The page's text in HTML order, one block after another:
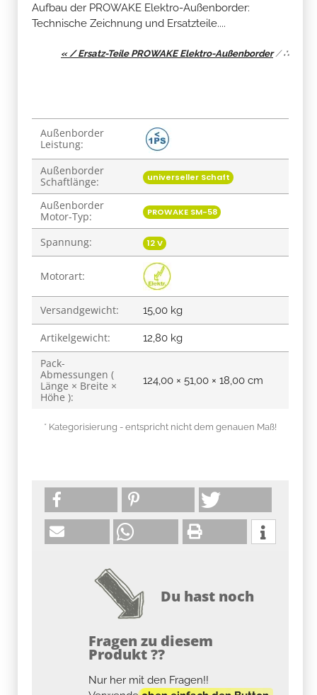
Aufbau der PROWAKE Elektro-Außenborder:
Technische Zeichnung und Ersatzteile....
« / Ersatz-Teile PROWAKE Elektro-Außenborder/∴
Produkteigenschaft
Wert
Außenborder
Leistung:
Außenborder
Schaftlänge:
universeller Schaft
Außenborder
Motor-Typ:
PROWAKE SM-58
Spannung: 12 V
Motorart:
Versandgewicht: 15,00 kg
Artikelgewicht: 12,80 kg
Pack-
Abmessungen (
Länge × Breite ×
Höhe ):
124,00 × 51,00 × 18,00 cm
* Kategorisierung - entspricht nicht dem genauen Maß!
Du hast noch
Fragen zu diesem
Produkt ??
Nur her mit den Fragen!!